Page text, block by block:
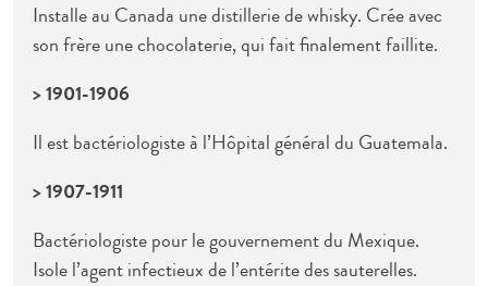
Installe au Canada une distillerie de whisky. Crée avec
son frère une chocolaterie, qui fait finalement faillite.
> 1901-1906
Il est bactériologiste à l’Hôpital général du Guatemala.
> 1907-1911
Bactériologiste pour le gouvernement du Mexique.
Isole l’agent infectieux de l’entérite des sauterelles.